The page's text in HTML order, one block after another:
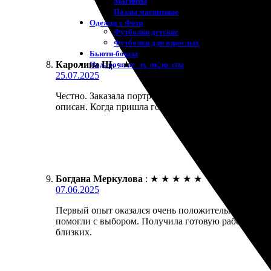
Пазлы магнитные
Одежда с Фото
Футболки детские
Футболки для взрослых
Бьюти-боксы
Подарочные сертификаты
Каролина Щ. : ★ ★ ★ ★ ★
25.07.2025
Честно. Заказала портрет на заказ, и качество
описан. Когда пришла готовая работа, эмоции
Богдана Меркулова : ★ ★ ★ ★ ★
07.06.2025
Первый опыт оказался очень положительным.
помогли с выбором. Получила готовую работу
близких.